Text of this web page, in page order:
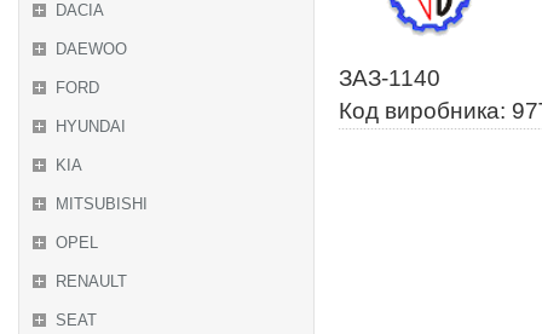
DACIA
DAEWOO
FORD
HYUNDAI
KIA
MITSUBISHI
OPEL
RENAULT
SEAT
ЗАЗ-1140
Код виробника: